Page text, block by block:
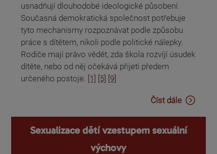
usnadňují dlouhodobé ideologické působení.
Současná demokratická společnost potřebuje
tyto mechanismy rozpoznávat podle způsobu
práce s dítětem, nikoli podle politické nálepky.
Rodiče mají právo vědět, zda škola rozvíjí úsudek
dítěte, nebo od něj očekává přijetí předem
určeného postoje. [1] [5] [9]
Číst dále
Sexualizace dětí vzestupem sexuální
výchovy